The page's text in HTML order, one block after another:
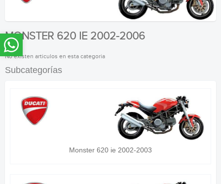
MONSTER 620 IE 2002-2006
No existen articulos en esta categoria
Subcategorías
Monster 620 ie 2002-2003